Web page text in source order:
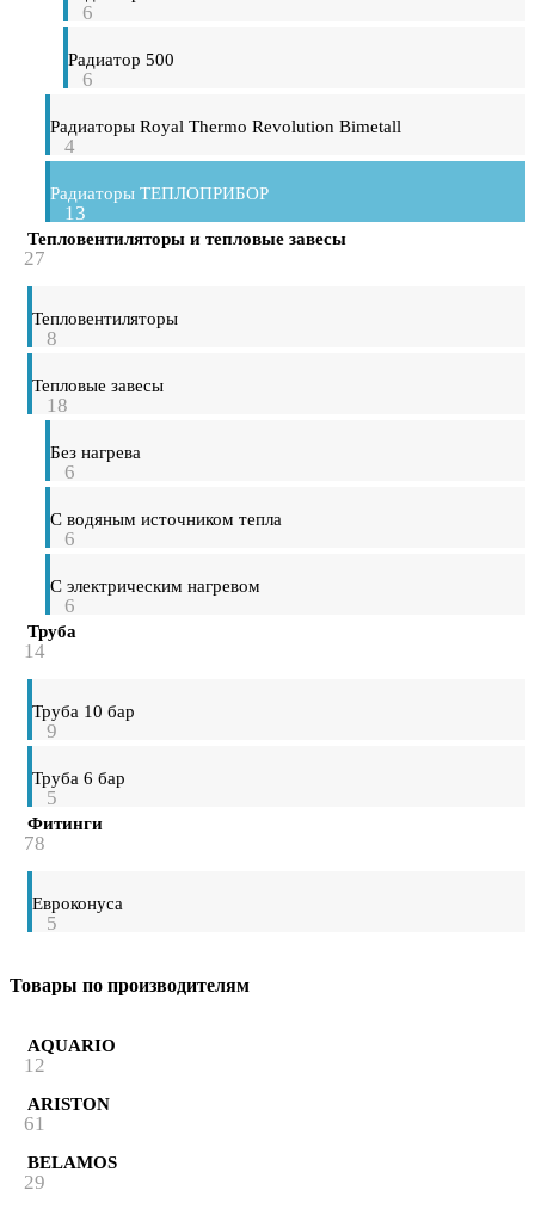
6
Радиатор 500
6
Радиаторы Royal Thermo Revolution Bimetall
4
Радиаторы ТЕПЛОПРИБОР
13
Тепловентиляторы и тепловые завесы
27
Тепловентиляторы
8
Тепловые завесы
18
Без нагрева
6
С водяным источником тепла
6
С электрическим нагревом
6
Труба
14
Труба 10 бар
9
Труба 6 бар
5
Фитинги
78
Евроконуса
5
Товары по производителям
AQUARIO
12
ARISTON
61
BELAMOS
29